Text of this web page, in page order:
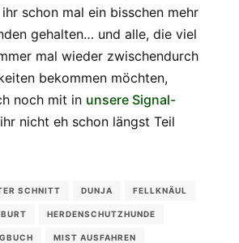
schon mal ein bisschen mehr
gehalten… und alle, die viel
mal wieder zwischendurch
bekommen möchten,
noch mit in unsere Signal-
nicht eh schon längst Teil
SCHNITT DUNJA FELLKNÄUL
HERDENSCHUTZHUNDE
MIST AUSFAHREN